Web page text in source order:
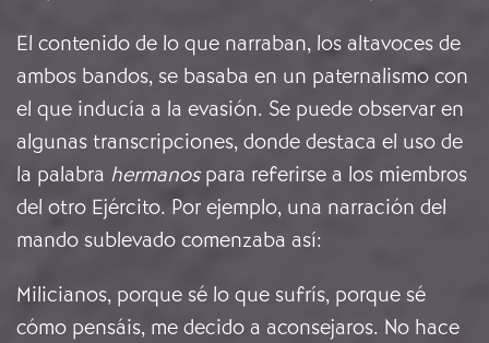
El contenido de lo que narraban, los altavoces de
ambos bandos, se basaba en un paternalismo con
el que inducía a la evasión. Se puede observar en
algunas transcripciones, donde destaca el uso de
la palabra hermanospara referirse a los miembros
del otro Ejército. Por ejemplo, una narración del
mando sublevado comenzaba así:
Milicianos, porque sé lo que sufrís, porque sé
cómo pensáis, me decido a aconsejaros. No hace